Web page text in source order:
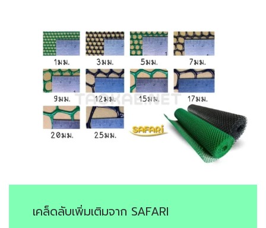
เคล็ดลับเพิ่มเติมจาก SAFARI